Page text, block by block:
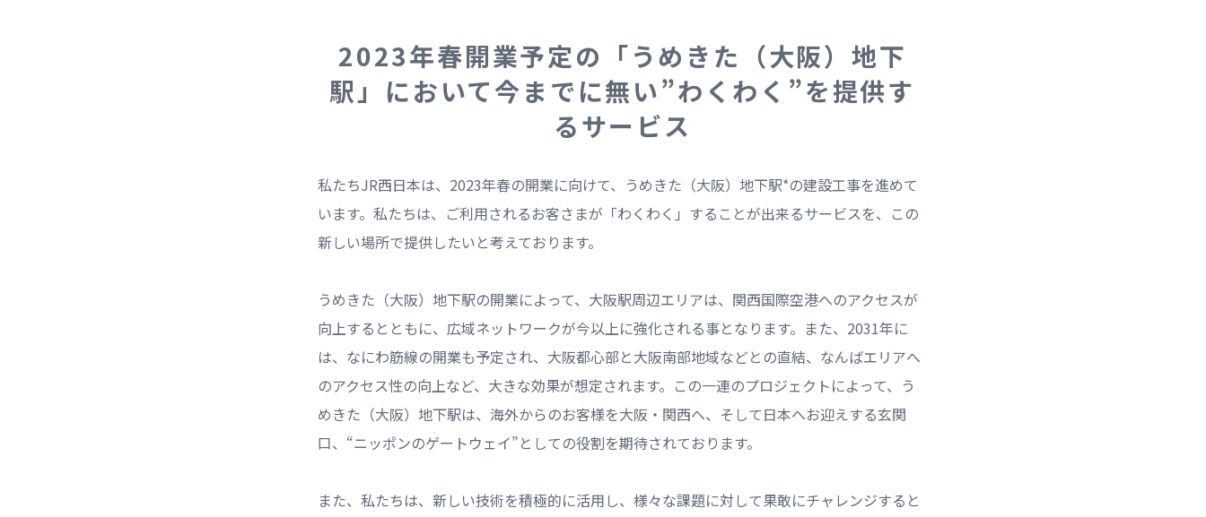
2023年春開業予定の「うめきた（大阪）地下
駅」において今までに無い”わくわく”を提供す
るサービス
私たちJR西日本は、2023年春の開業に向けて、うめきた（大阪）地下駅*の建設工事を進めて
います。私たちは、ご利用されるお客さまが「わくわく」することが出来るサービスを、この
新しい場所で提供したいと考えております。
うめきた（大阪）地下駅の開業によって、大阪駅周辺エリアは、関西国際空港へのアクセスが
向上するとともに、広域ネットワークが今以上に強化される事となります。また、2031年に
は、なにわ筋線の開業も予定され、大阪都心部と大阪南部地域などとの直結、なんばエリアへ
のアクセス性の向上など、大きな効果が想定されます。この一連のプロジェクトによって、う
めきた（大阪）地下駅は、海外からのお客様を大阪・関西へ、そして日本へお迎えする玄関
口、“ニッポンのゲートウェイ”としての役割を期待されております。
また、私たちは、新しい技術を積極的に活用し、様々な課題に対して果敢にチャレンジすると